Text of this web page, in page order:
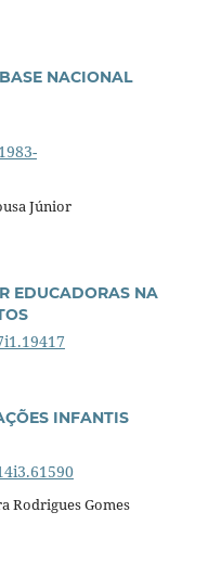
NACIONAL
Júnior
EDUCADORAS NA
INFANTIS
Rodrigues Gomes